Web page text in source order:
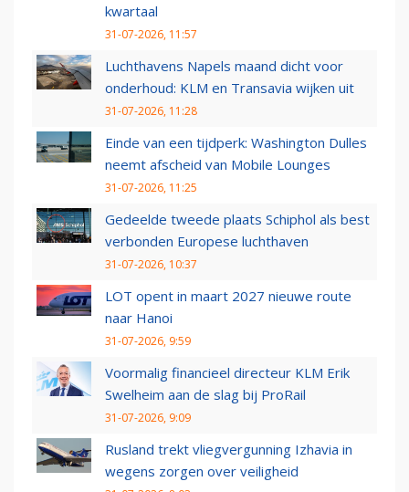
kwartaal
31-07-2026, 11:57
Luchthavens Napels maand dicht voor
onderhoud: KLM en Transavia wijken uit
31-07-2026, 11:28
Einde van een tijdperk: Washington Dulles
neemt afscheid van Mobile Lounges
31-07-2026, 11:25
Gedeelde tweede plaats Schiphol als best
verbonden Europese luchthaven
31-07-2026, 10:37
LOT opent in maart 2027 nieuwe route
naar Hanoi
31-07-2026, 9:59
Voormalig financieel directeur KLM Erik
Swelheim aan de slag bij ProRail
31-07-2026, 9:09
Rusland trekt vliegvergunning Izhavia in
wegens zorgen over veiligheid